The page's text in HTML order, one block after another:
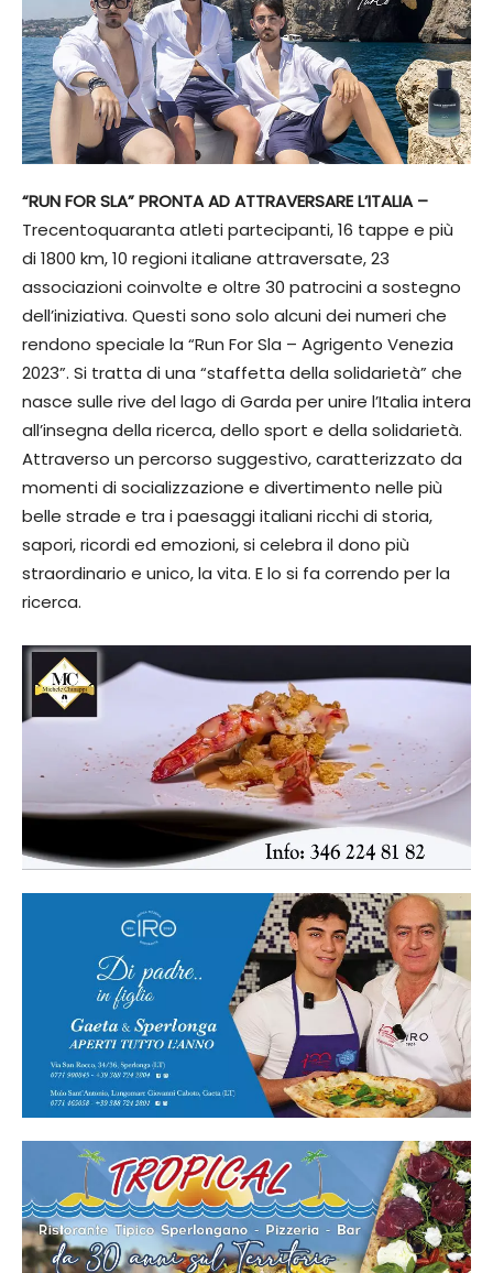
“RUN FOR SLA” PRONTA AD ATTRAVERSARE L’ITALIA –
Trecentoquaranta atleti partecipanti, 16 tappe e più
di 1800 km, 10 regioni italiane attraversate, 23
associazioni coinvolte e oltre 30 patrocini a sostegno
dell’iniziativa. Questi sono solo alcuni dei numeri che
rendono speciale la “Run For Sla – Agrigento Venezia
2023”. Si tratta di una “staffetta della solidarietà” che
nasce sulle rive del lago di Garda per unire l’Italia intera
all’insegna della ricerca, dello sport e della solidarietà.
Attraverso un percorso suggestivo, caratterizzato da
momenti di socializzazione e divertimento nelle più
belle strade e tra i paesaggi italiani ricchi di storia,
sapori, ricordi ed emozioni, si celebra il dono più
straordinario e unico, la vita. E lo si fa correndo per la
ricerca.